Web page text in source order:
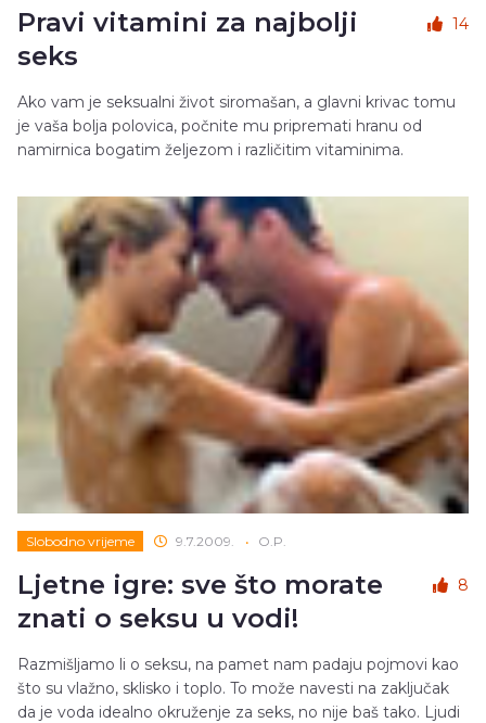
Pravi vitamini za najbolji
seks
14
Ako vam je seksualni život siromašan, a glavni krivac tomu
je vaša bolja polovica, počnite mu pripremati hranu od
namirnica bogatim željezom i različitim vitaminima.
Slobodno vrijeme 9.7.2009. • O.P.
Ljetne igre: sve što morate
znati o seksu u vodi!
8
Razmišljamo li o seksu, na pamet nam padaju pojmovi kao
što su vlažno, sklisko i toplo. To može navesti na zaključak
da je voda idealno okruženje za seks, no nije baš tako. Ljudi